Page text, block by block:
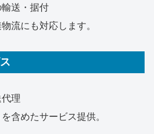
送・据付
流にも対応します。
理
含めたサービス提供。